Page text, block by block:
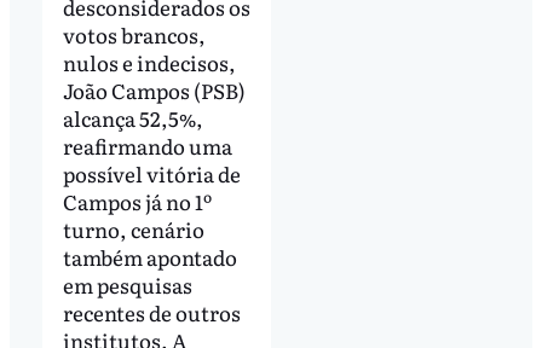
desconsiderados os
votos brancos,
nulos e indecisos,
João Campos (PSB)
alcança 52,5%,
reafirmando uma
possível vitória de
Campos já no 1º
turno, cenário
também apontado
em pesquisas
recentes de outros
institutos. A